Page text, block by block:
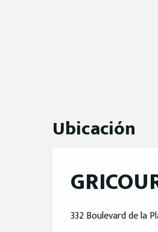
Ubicación
332 Boulevard de la